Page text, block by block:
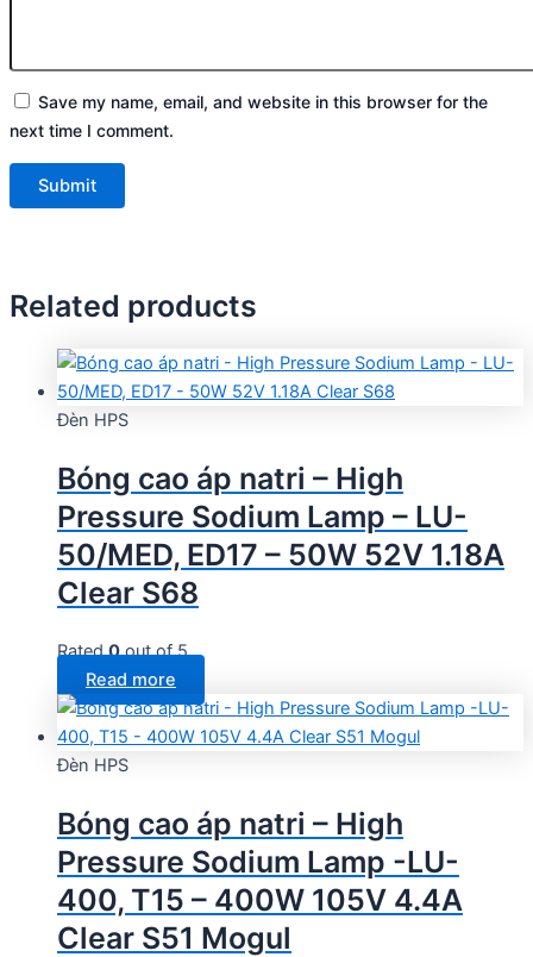
Save my name, email, and website in this browser for the
next time I comment.
Related products
Đèn HPS
Bóng cao áp natri – High
Pressure Sodium Lamp – LU-
50/MED, ED17 – 50W 52V 1.18A
Clear S68
Rated0out of 5
Read more
Đèn HPS
Bóng cao áp natri – High
Pressure Sodium Lamp -LU-
400, T15 – 400W 105V 4.4A
Clear S51 Mogul